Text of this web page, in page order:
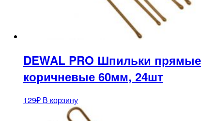
DEWAL PRO Шпильки прямые
коричневые 60мм, 24шт
129₽ В корзину